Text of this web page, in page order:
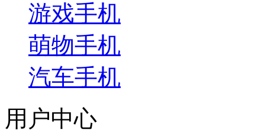
游戏手机
萌物手机
汽车手机
用户中心